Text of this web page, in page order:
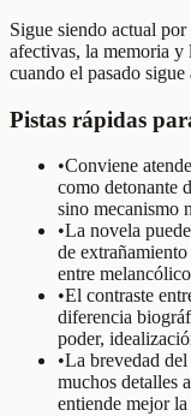
Sigue siendo actual
afectivas, la memoria
cuando el pasado
Pistas rápidas
•Conviene
como detonante
sino mecanismo
•La novela
de
entre
•El contraste
diferencia
poder,
•La brevedad
muchos detalles
entiende mejor